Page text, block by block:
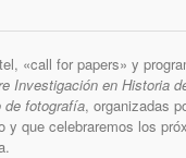
«call for papers» y
Investigación en Historia
de fotografía, organizadas
y que celebraremos los